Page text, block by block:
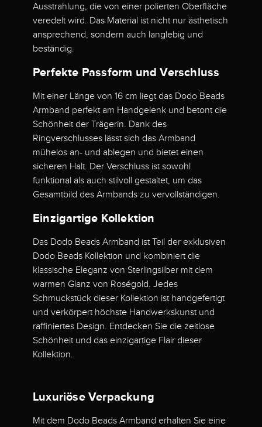
Ausstrahlung, die von einer polierten Oberfläche
veredelt wird. Das Material ist nicht nur ästhetisch
ansprechend, sondern auch langlebig und
beständig.
Perfekte Passform und Verschluss
Mit einer Länge von 16 cm liegt das Dodo Beads
Armband perfekt am Handgelenk und betont die
Schönheit der Trägerin. Dank des
Ringverschlusses lässt sich das Armband
mühelos an- und ablegen und bietet einen
sicheren Halt. Der Verschluss ist sowohl
funktional als auch stilvoll gestaltet, um das
Gesamtbild des Armbands zu vervollständigen.
Einzigartige Kollektion
Das Dodo Beads Armband ist Teil der exklusiven
Dodo Beads Kollektion und kombiniert die
klassische Eleganz von Sterlingsilber mit dem
warmen Glanz von Roségold. Jedes
Schmuckstück dieser Kollektion ist handgefertigt
und verkörpert höchste Handwerkskunst und
raffiniertes Design. Entdecken Sie die zeitlose
Schönheit und das einzigartige Flair dieser
Kollektion.
Luxuriöse Verpackung
Mit dem Dodo Beads Armband erhalten Sie eine